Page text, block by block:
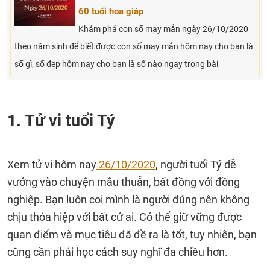
60 tuổi hoa giáp
Khám phá con số may mắn ngày 26/10/2020
theo năm sinh để biết được con số may mắn hôm nay cho bạn là
số gì, số đẹp hôm nay cho bạn là số nào ngay trong bài
1. Tử vi tuổi Tý
Xem tử vi hôm nay26/10/2020, người tuổi Tý dễ
vướng vào chuyện mâu thuẫn, bất đồng với đồng
nghiệp. Bạn luôn coi mình là người đúng nên không
chịu thỏa hiệp với bất cứ ai. Có thể giữ vững được
quan điểm và mục tiêu đã đề ra là tốt, tuy nhiên, bạn
cũng cần phải học cách suy nghĩ đa chiều hơn.